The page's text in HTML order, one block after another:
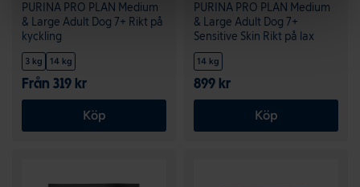
PURINA PRO PLAN Medium
& Large Adult Dog 7+ Rikt på
kyckling
3 kg 14 kg
Från 319 kr
Köp
PURINA PRO PLAN Medium
& Large Adult Dog 7+
Sensitive Skin Rikt på lax
14 kg
899 kr
Köp